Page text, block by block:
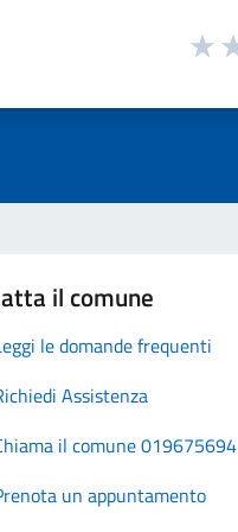
il comune
le domande frequenti
Assistenza
il comune 019675694
un appuntamento